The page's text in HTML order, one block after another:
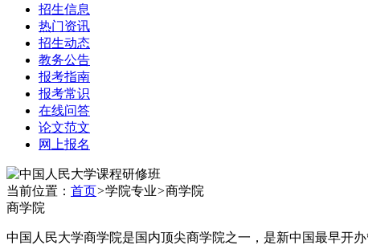
招生信息
热门资讯
招生动态
教务公告
报考指南
报考常识
在线问答
论文范文
网上报名
当前位置： 首页>学院专业>商学院
商学院
中国人民大学商学院是国内顶尖商学院之一，是新中国最早开